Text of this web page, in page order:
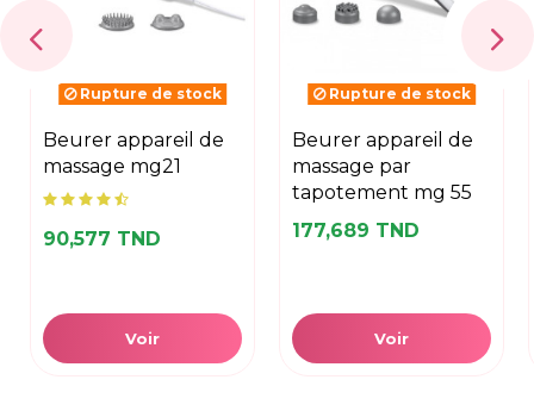
Rupture de stock
beurer appareil de
massage mg21
90,577 TND
Voir
Rupture de stock
beurer appareil de
massage par
tapotement mg 55
177,689 TND
Voir